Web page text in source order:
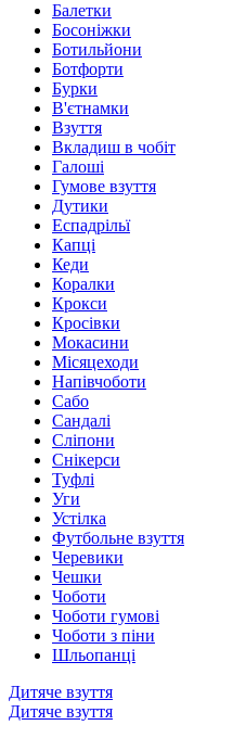
Балетки
Босоніжки
Ботильйони
Ботфорти
Бурки
В'єтнамки
Взуття
Вкладиш в чобіт
Галоші
Гумове взуття
Дутики
Еспадрільї
Капці
Кеди
Коралки
Крокси
Кросівки
Мокасини
Місяцеходи
Напівчоботи
Сабо
Сандалі
Сліпони
Снікерси
Туфлі
Уги
Устілка
Футбольне взуття
Черевики
Чешки
Чоботи
Чоботи гумові
Чоботи з піни
Шльопанці
Дитяче взуття
Дитяче взуття